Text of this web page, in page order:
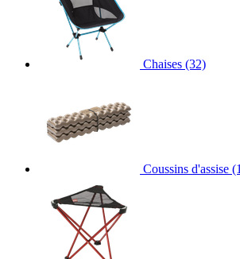
Chaises (32)
Coussins d'assise